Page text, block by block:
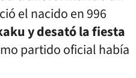
el nacido en 996
y desató la fiesta
partido oficial había